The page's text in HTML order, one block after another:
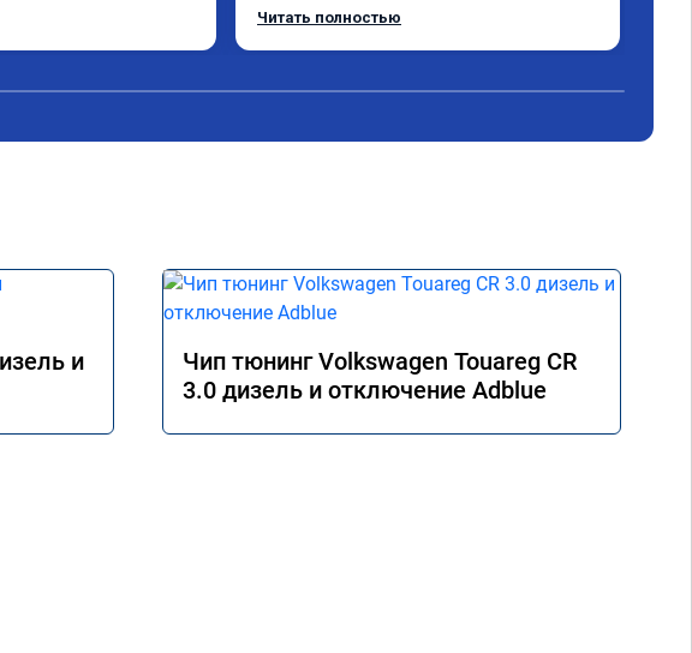
Расход в спокойном режиме даже немного
Читать полностью
и
Чип тюнинг Volkswagen Touareg CR
3.0 дизель и отключение Adblue